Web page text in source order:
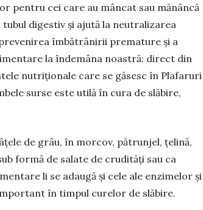
pentru cei care au mâncat sau mănâncă
digestiv și ajută la neutralizarea
îmbătrânirii premature și a
la îndemâna noastră: di­rect din
nu­tri­ționale care se găsesc în Plafaruri
surse este utilă în cura de slăbire,
de grâu, în morcov, pătrunjel, țelină,
formă de salate de crudități sau ca
li se adaugă și cele ale enzimelor și
în timpul curelor de slăbire.